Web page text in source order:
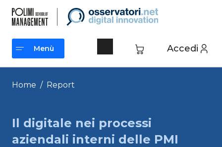
contenuto
Accedi
Menù
Menù
Home / Report
Il digitale nei processi
aziendali interni delle PMI